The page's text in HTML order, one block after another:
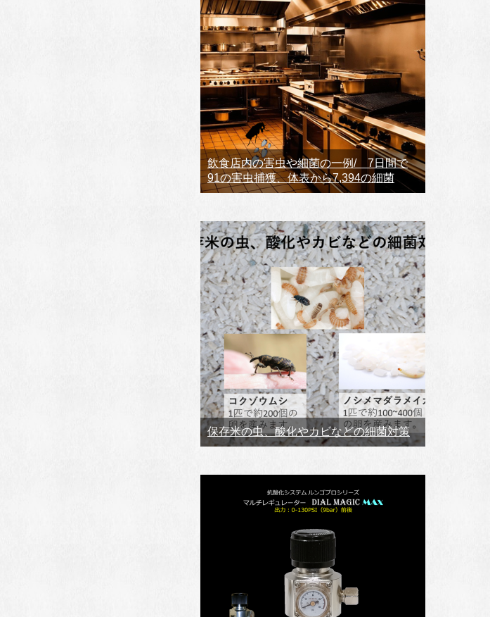
飲食店内の害虫や細菌の一例/ 7日間で
91の害虫捕獲、体表から7,394の細菌
保存米の虫、酸化やカビなどの細菌対策